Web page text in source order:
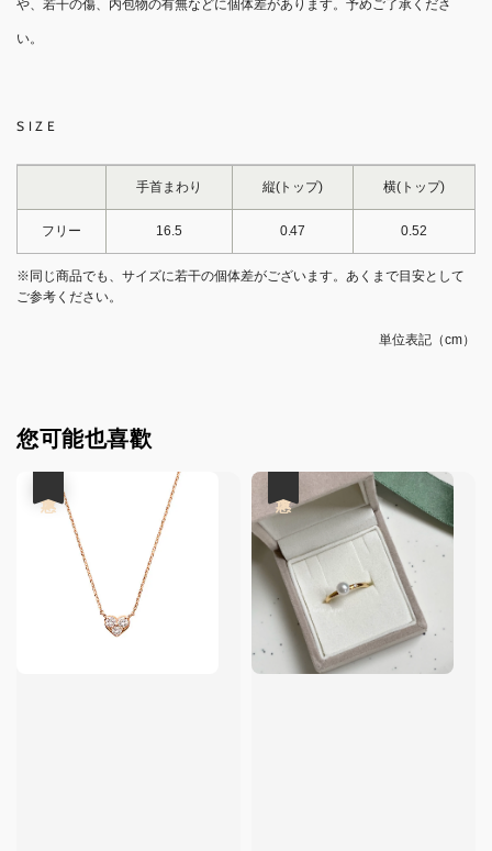
や、若干の傷、内包物の有無などに個体差があります。予めご了承くださ
い。
SIZE
手首まわり 縦(トップ) 横(トップ)
フリー 16.5 0.47 0.52
※同じ商品でも、サイズに若干の個体差がございます。あくまで目安として
ご参考ください。
単位表記（cm）
您可能也喜歡